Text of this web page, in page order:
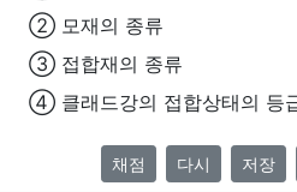
② 모재의 종류
③ 접합재의 종류
④ 클래드강의 접합상태의 등
채점 다시 저장